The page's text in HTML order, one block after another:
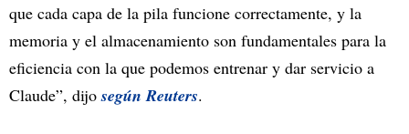
que cada capa de la pila funcione correctamente, y la
memoria y el almacenamiento son fundamentales para la
eficiencia con la que podemos entrenar y dar servicio a
Claude”, dijosegún Reuters.